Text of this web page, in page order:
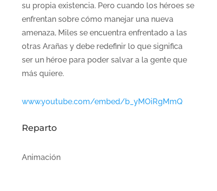
su propia existencia. Pero cuando los héroes se
enfrentan sobre cómo manejar una nueva
amenaza, Miles se encuentra enfrentado a las
otras Arañas y debe redefinir lo que significa
ser un héroe para poder salvar a la gente que
más quiere.
www.youtube.com/embed/b_yMOiRgMmQ
Reparto
Animación